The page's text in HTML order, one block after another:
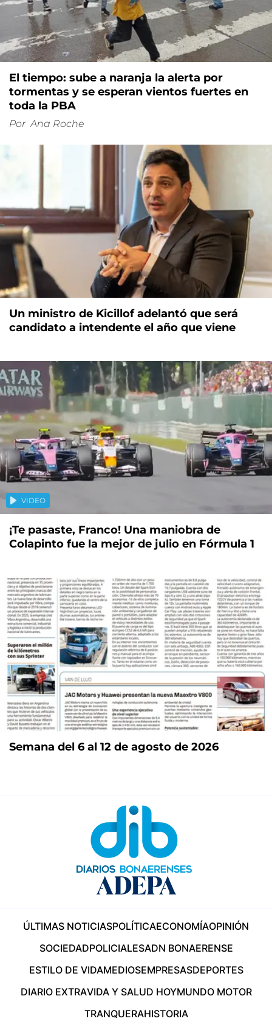
El tiempo: sube a naranja la alerta por
tormentas y se esperan vientos fuertes en
toda la PBA
Por Ana Roche
Un ministro de Kicillof adelantó que será
candidato a intendente el año que viene
VIDEO
¡Te pasaste, Franco! Una maniobra de
Colapinto fue la mejor de julio en Fórmula 1
Semana del 6 al 12 de agosto de 2026
ÚLTIMAS NOTICIASPOLÍTICAECONOMÍAOPINIÓN
SOCIEDADPOLICIALESADN BONAERENSE
ESTILO DE VIDAMEDIOSEMPRESASDEPORTES
DIARIO EXTRAVIDA Y SALUD HOYMUNDO MOTOR
TRANQUERAHISTORIA